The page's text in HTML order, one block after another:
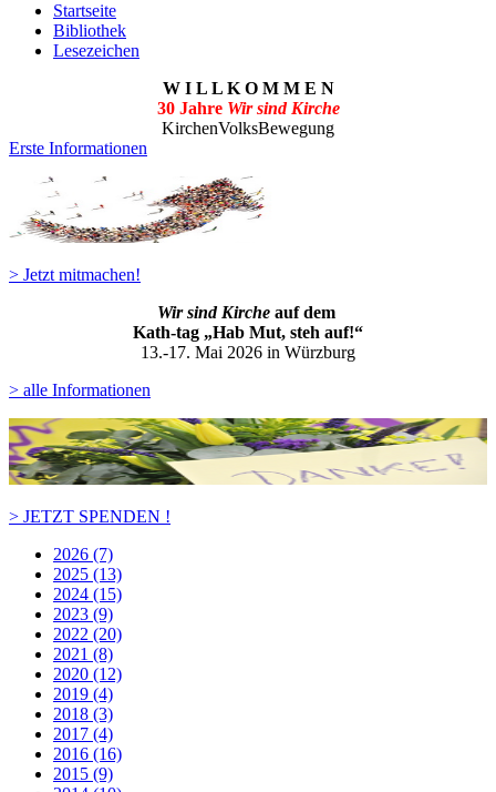
Startseite
Bibliothek
Lesezeichen
W I L L K O M M E N
30 Jahre Wir sind Kirche
KirchenVolksBewegung
Erste Informationen
> Jetzt mitmachen!
Wir sind Kirche auf dem
Kath-tag „Hab Mut, steh auf!“
13.-17. Mai 2026 in Würzburg
> alle Informationen
> JETZT SPENDEN !
2026 (7)
2025 (13)
2024 (15)
2023 (9)
2022 (20)
2021 (8)
2020 (12)
2019 (4)
2018 (3)
2017 (4)
2016 (16)
2015 (9)